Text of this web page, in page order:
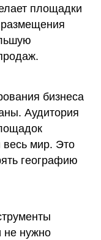
площадки
бизнеса
Аудитория
весь мир. Это
географию
не нужно